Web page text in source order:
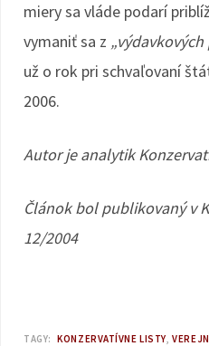
miery sa vláde podarí
vymaniť sa z „výdavkových
už o rok pri schvaľovaní
2006.
Autor je analytik
Článok bol publikovaný v
12/2004
TAGY: KONZERVATÍVNE LISTY